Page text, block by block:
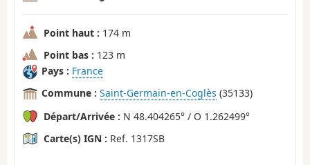
Point haut : 174 m
Point bas : 123 m
Pays : France
Commune : Saint-Germain-en-Coglès (35133)
Départ/Arrivée : N 48.404265° / O 1.262499°
Carte(s) IGN : Ref. 1317SB